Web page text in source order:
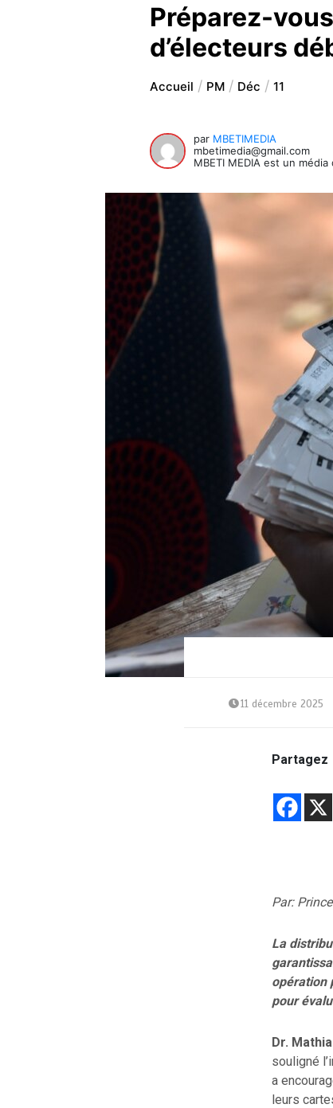
Préparez-
d’électeurs
Accueil PM Déc 11
par MBETIMEDIA
mbetimedia@gmail.com
MBETI MEDIA est un
11 décembre 2025
Partagez
Par:
La
opération
pour
Dr.
souligné
a
leurs